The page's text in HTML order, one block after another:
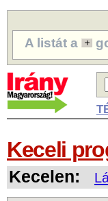
A listát a
Keceli
Kecelen: